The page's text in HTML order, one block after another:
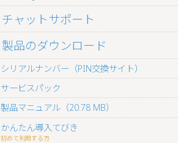
チャットサポート
製品のダウンロード
シリアルナンバー（PIN交換サイト）
サービスパック
製品マニュアル（20.78 MB）
かんたん導入てびき
初めて利用する方